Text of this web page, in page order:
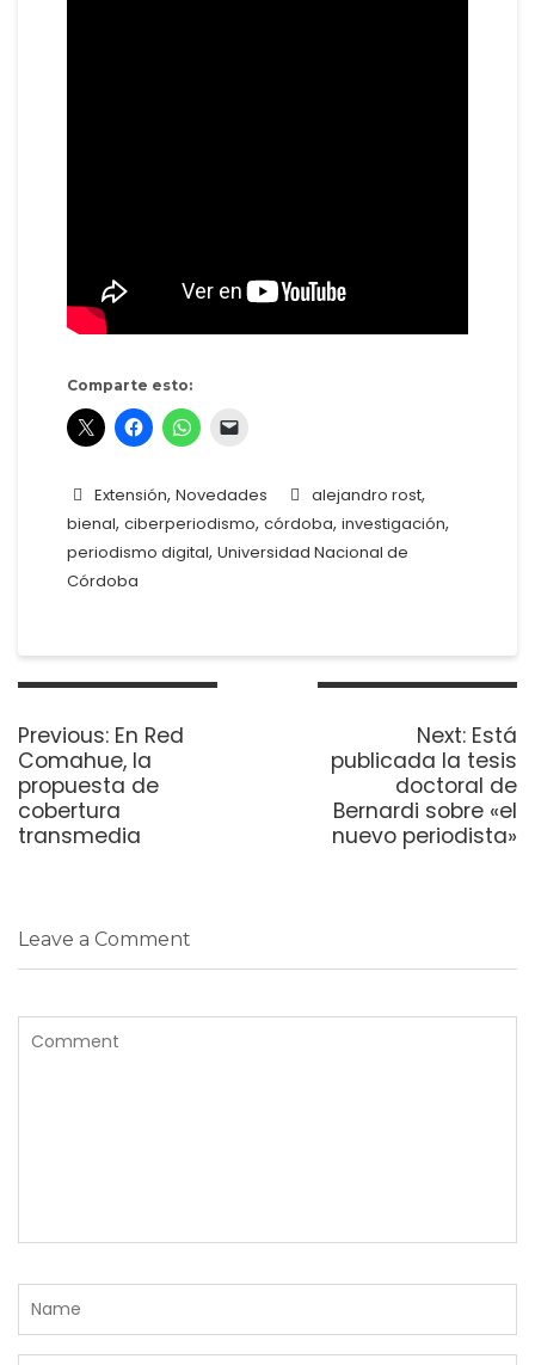
Comparte esto:
Extensión, Novedades alejandro rost,
bienal, ciberperiodismo, córdoba, investigación,
periodismo digital, Universidad Nacional de
Córdoba
Navegación
de
entradas
Previous: Previous
post:
En Red
Comahue, la
propuesta de
cobertura
transmedia
Next: Next
post:
Está
publicada la tesis
doctoral de
Bernardi sobre «el
nuevo periodista»
Leave a Comment